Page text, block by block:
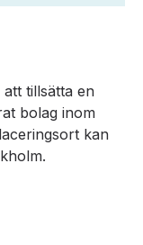
tillsätta en
bolag inom
kan